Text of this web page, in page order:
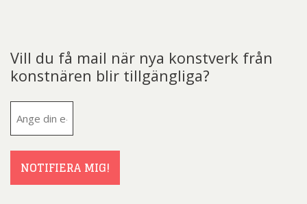
Vill du få mail när nya konstverk från
konstnären blir tillgängliga?
NOTIFIERA MIG!